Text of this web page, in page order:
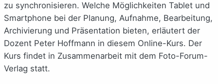
zu synchronisieren. Welche Möglichkeiten Tablet und
Smartphone bei der Planung, Aufnahme, Bearbeitung,
Archivierung und Präsentation bieten, erläutert der
Dozent Peter Hoffmann in diesem Online-Kurs. Der
Kurs findet in Zusammenarbeit mit dem Foto-Forum-
Verlag statt.